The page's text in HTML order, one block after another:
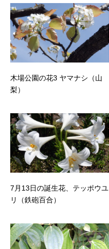
木場公園の花3 ヤマナシ（山
梨）
7月13日の誕生花、テッポウユ
リ（鉄砲百合）